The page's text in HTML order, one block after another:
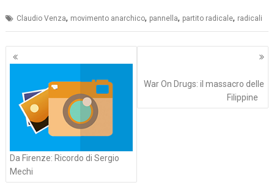
Claudio Venza, movimento anarchico, pannella, partito radicale, radicali
Navigazione
articoli
Da Firenze:‭ ‬Ricordo di Sergio
Mechi
War On Drugs:‭ ‬il‭ ‬massacro delle
Filippine‭